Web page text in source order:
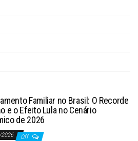
Familiar no Brasil: O Recorde
e o Efeito Lula no Cenário
de 2026
Off